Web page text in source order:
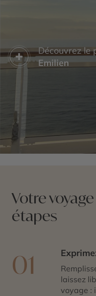
Découvrez le
Emilien
Votre
étapes
01
laissez
voyage :